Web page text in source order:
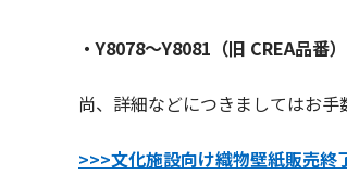
・Y8078～Y8081（旧 CREA品番）
尚、詳細などにつきましてはお
>>>文化施設向け織物壁紙販売終